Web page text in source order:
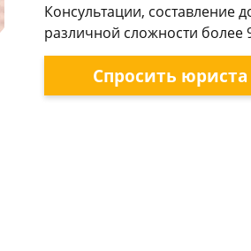
Консультации, составление
различной сложности более
Спросить юриста